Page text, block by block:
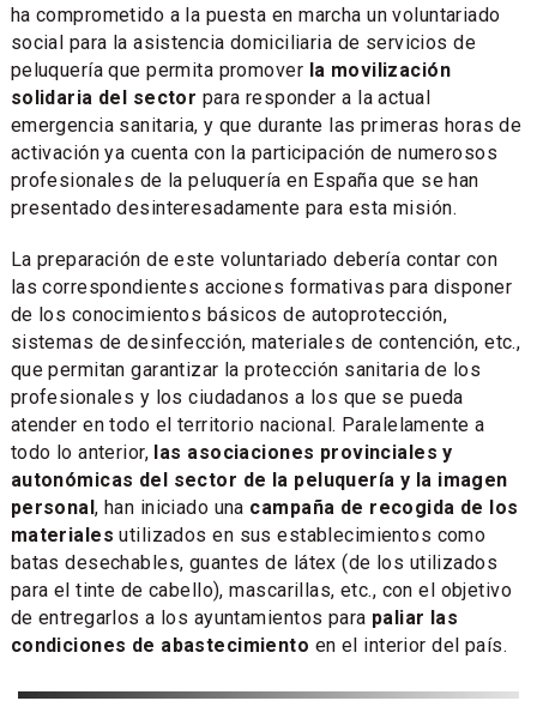
ha comprometido a la puesta en marcha un voluntariado
social para la asistencia domiciliaria de servicios de
peluquería que permita promover la movilización
solidaria del sector para responder a la actual
emergencia sanitaria, y que durante las primeras horas de
activación ya cuenta con la participación de numerosos
profesionales de la peluquería en España que se han
presentado desinteresadamente para esta misión.
La preparación de este voluntariado debería contar con
las correspondientes acciones formativas para disponer
de los conocimientos básicos de autoprotección,
sistemas de desinfección, materiales de contención, etc.,
que permitan garantizar la protección sanitaria de los
profesionales y los ciudadanos a los que se pueda
atender en todo el territorio nacional. Paralelamente a
todo lo anterior, las asociaciones provinciales y
autonómicas del sector de la peluquería y la imagen
personal, han iniciado una campaña de recogida de los
materiales utilizados en sus establecimientos como
batas desechables, guantes de látex (de los utilizados
para el tinte de cabello), mascarillas, etc., con el objetivo
de entregarlos a los ayuntamientos para paliar las
condiciones de abastecimiento en el interior del país.